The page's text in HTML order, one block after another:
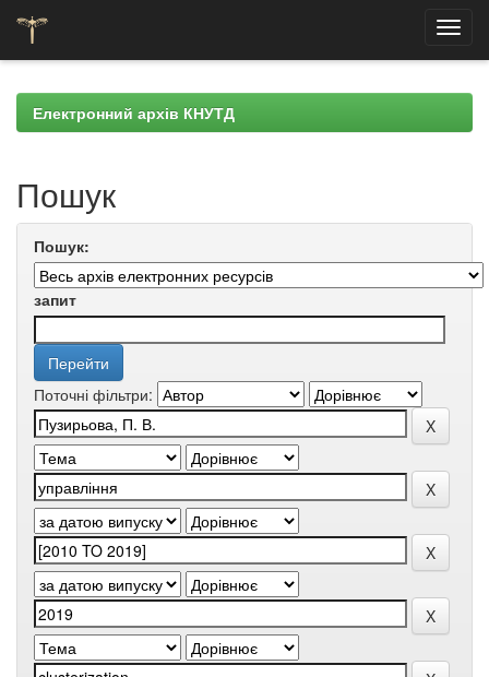
navigationЕлектронний архів КНУТД
Пошук
Пошук:
запит
Поточні фільтри: